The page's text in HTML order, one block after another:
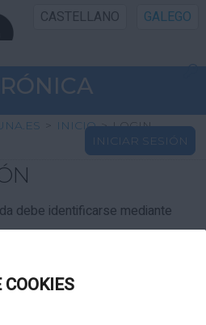
CASTELLANO GALEGO
SEDE
INICIO
PÚBLICA
CIDADÁN
> INICIO > LOGIN
INICIAR SESIÓN
debe identificarse mediante